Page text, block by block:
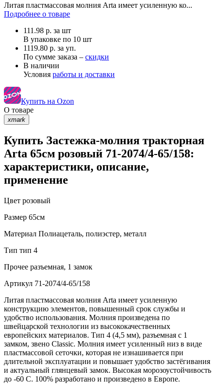
Литая пластмассовая молния Arta имеет усиленную ко...
Подробнее о товаре
111.98 р. за шт
В упаковке по 10 шт
1119.80 р. за уп.
По сумме заказа – скидки
В наличии
Условия работы и доставки
Купить на Ozon
О товаре
xmark
Купить Застежка-молния тракторная
Arta 65см розовый 71-2074/4-65/158:
характеристики, описание,
применение
Цвет розовый
Размер 65см
Материал Полиацеталь, полиэстер, металл
Тип тип 4
Прочее разъемная, 1 замок
Артикул 71-2074/4-65/158
Литая пластмассовая молния Arta имеет усиленную
конструкцию элементов, повышенный срок службы и
удобство использования. Молния произведена по
швейцарской технологии из высококачественных
европейских материалов. Тип 4 (4,5 мм), разъемная с 1
замком, звено Classic. Молния имеет усиленный низ в виде
пластмассовой сеточки, которая не изнашивается при
длительной эксплуатации и повышает удобство застёгивания
и актуальный глянцевый замок. Высокая морозоустойчивость
до -60 C. 100% разработано и произведено в Европе.